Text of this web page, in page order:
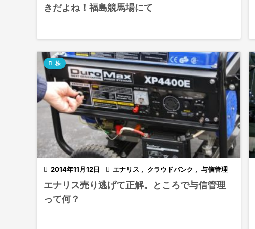
きだよね！福島競馬場にて
 2014年11月12日
 株
 エナリス , クラウドバンク , 与信管理
エナリス売り逃げて正解。ところで与信管理
って何？